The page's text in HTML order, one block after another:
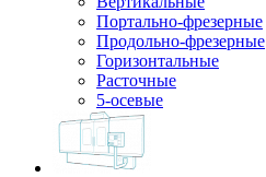
Портально-фрезерные
Продольно-фрезерные
Горизонтальные
Расточные
5-осевые